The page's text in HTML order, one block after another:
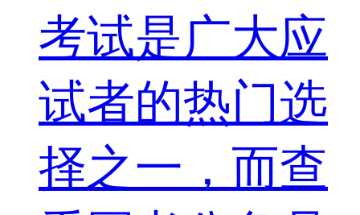
考试是广大应
试者的热门选
择之一，而查